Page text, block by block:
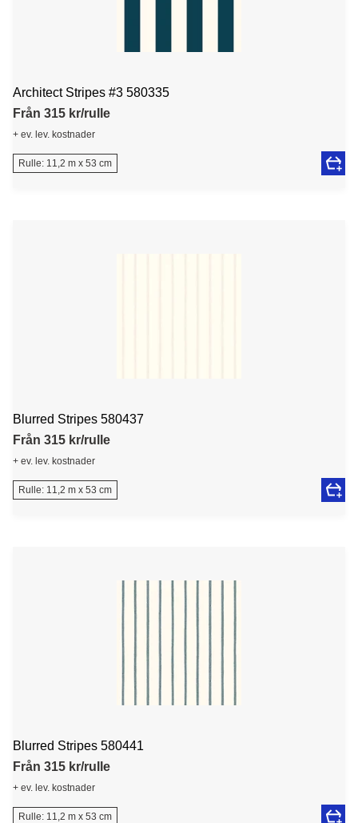
Architect Stripes #3 580335
Från 315 kr/rulle
+ ev. lev. kostnader
Rulle: 11,2 m x 53 cm
Blurred Stripes 580437
Från 315 kr/rulle
+ ev. lev. kostnader
Rulle: 11,2 m x 53 cm
Blurred Stripes 580441
Från 315 kr/rulle
+ ev. lev. kostnader
Rulle: 11,2 m x 53 cm